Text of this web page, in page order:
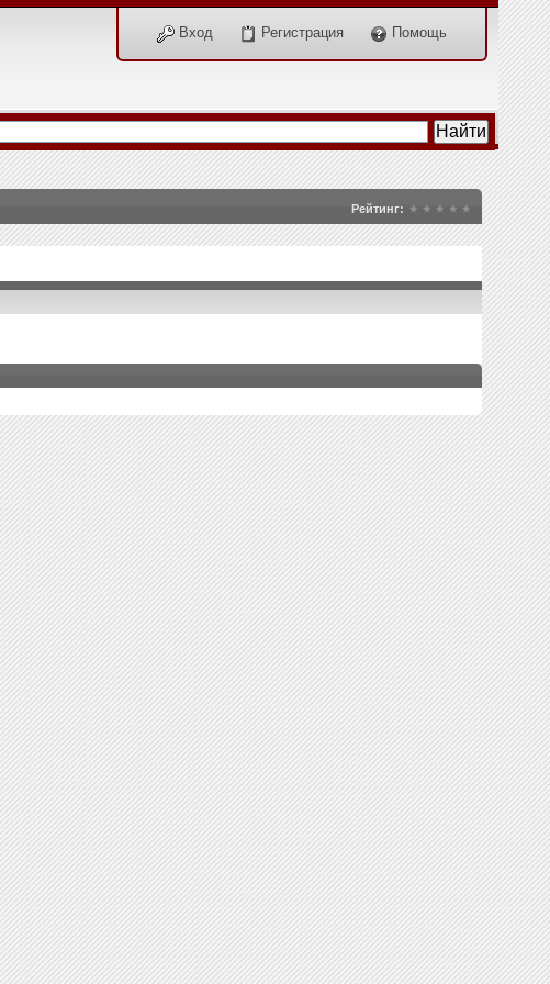
Вход Регистрация Помощь
Рейтинг: